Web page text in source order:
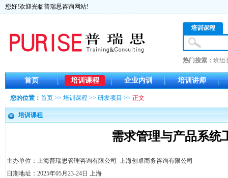
您好!欢迎光临普瑞思咨询网站!
培训课程
热门搜索： 班组
首页 培训课程 企业内训 培训讲师
您的位置： 首页 >> 培训课程 >> 研发项目 >> 正文
培训课程
需求管理与产品系统
主办单位：上海普瑞思管理咨询有限公司 上海创卓商务咨询有限公司
日期地址：2025年05月23-24日 上海